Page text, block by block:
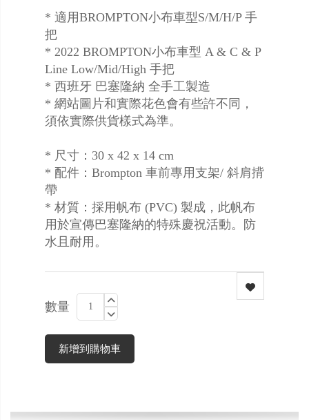
* 適用BROMPTON小布車型S/M/H/P 手
把
* 2022 BROMPTON小布車型 A & C & P
Line Low/Mid/High 手把
* 西班牙 巴塞隆納 全手工製造
* 網站圖片和實際花色會有些許不同，
須依實際供貨樣式為準。
* 尺寸：30 x 42 x 14 cm
* 配件：Brompton 車前專用支架/ 斜肩揹
帶
* 材質：採用帆布 (PVC) 製成，此帆布
用於宣傳巴塞隆納的特殊慶祝活動。防
水且耐用。
數量
新增到購物車